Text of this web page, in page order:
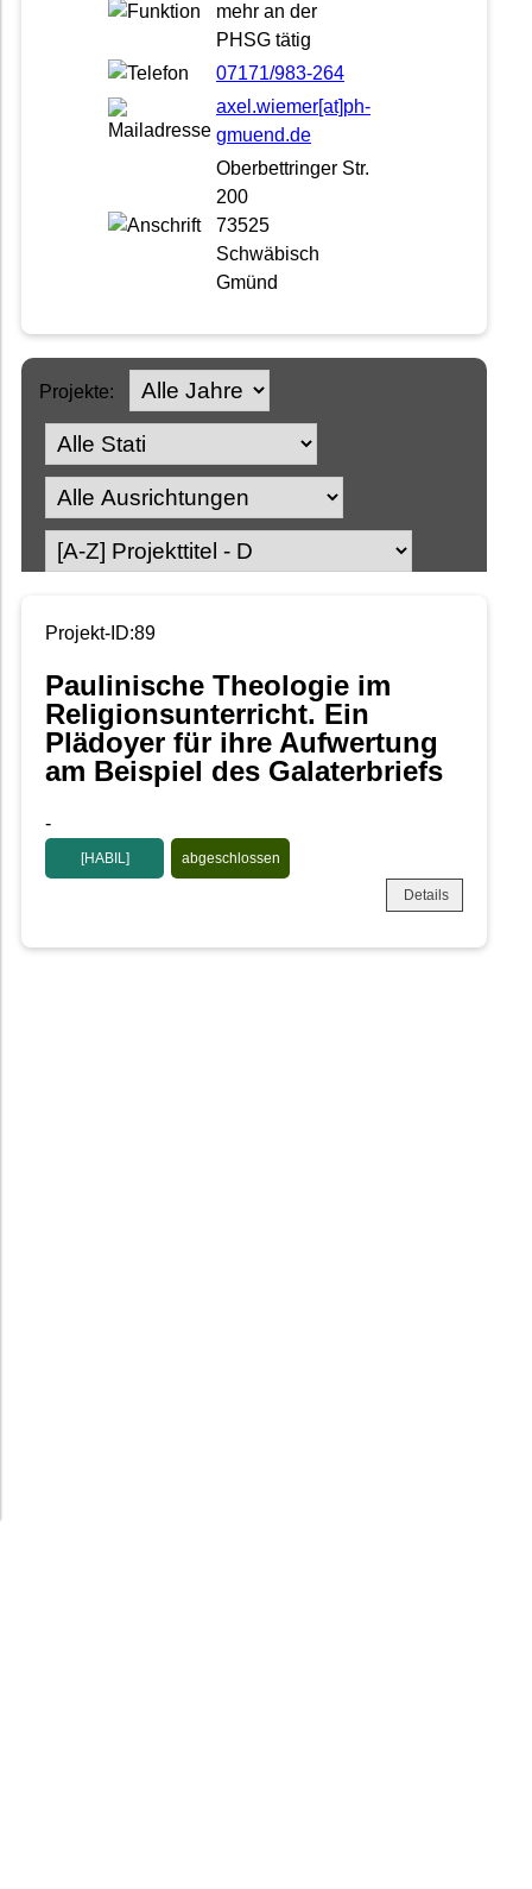
mehr an der
PHSG tätig
07171/983-264
axel.wiemer[at]ph-
gmuend.de
Oberbettringer Str.
200
73525
Schwäbisch
Gmünd
Projekte:
Projekt-ID:89
Paulinische Theologie im
Religionsunterricht. Ein
Plädoyer für ihre Aufwertung
am Beispiel des Galaterbriefs
-
[HABIL] abgeschlossen
Details